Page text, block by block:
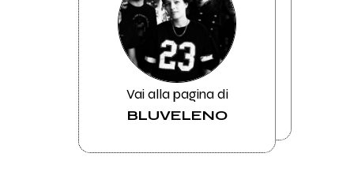
Vai alla pagina di
BLUVELENO